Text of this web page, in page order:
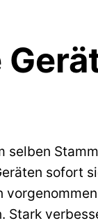
selben
sofort